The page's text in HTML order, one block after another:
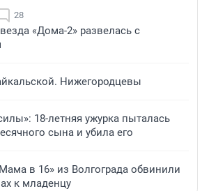
28
«Дома-2» развелась с
Нижегородцевы
18-летняя ужурка пыталась
сына и убила его
в 16» из Волгограда обвинили
к младенцу